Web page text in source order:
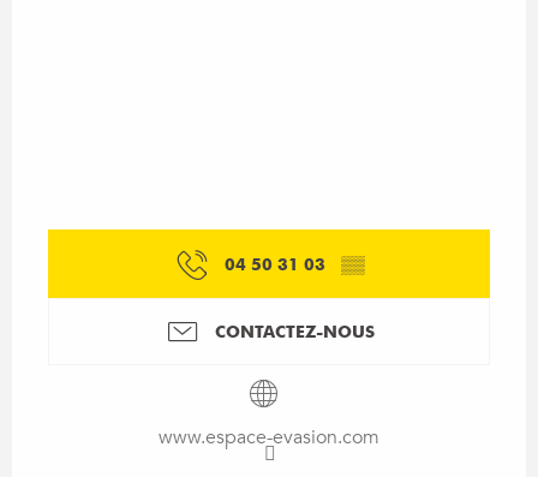
04 50 31 03 ▒▒
CONTACTEZ-NOUS
www.espace-evasion.com